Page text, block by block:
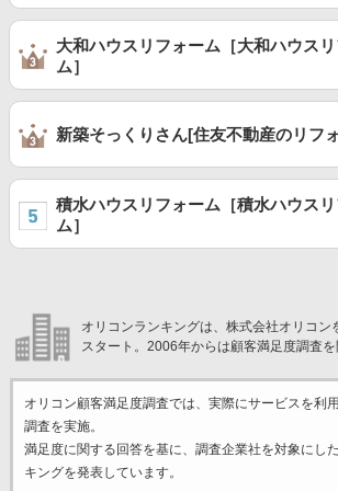
大和ハウスリフォーム［大和ハウス
ム］
新築そっくりさん[住友不動産のリフ
積水ハウスリフォーム［積水ハウス
ム］
オリコンランキングは、株式会社オリコン
スタート。2006年からは顧客満足度調査を
オリコン顧客満足度調査では、実際にサービスを利
調査を実施。
満足度に関する回答を基に、調査企業社を対象にし
キングを発表しています。